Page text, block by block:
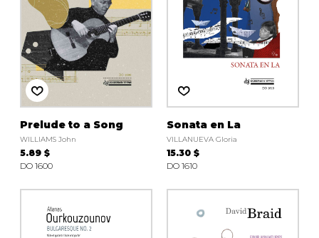
Prelude to a Song
WILLIAMS John
5.89 $
DO 1600
Sonata en La
VILLANUEVA Gloria
15.30 $
DO 1610